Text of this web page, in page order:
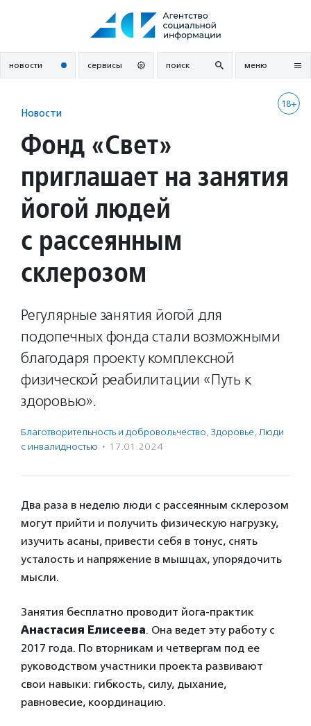
новости сервисы поиск меню
18+
Новости
Фонд «Свет»
приглашает на занятия
йогой людей
с рассеянным
склерозом
Регулярные занятия йогой для
подопечных фонда стали возможными
благодаря проекту комплексной
физической реабилитации «Путь к
здоровью».
Благотвори­тель­ность и доброволь­чест­во, Здоровье, Люди
с инвалидностью · 17.01.2024
Два раза в неделю люди с рассеянным склерозом
могут прийти и получить физическую нагрузку,
изучить асаны, привести себя в тонус, снять
усталость и напряжение в мышцах, упорядочить
мысли.
Занятия бесплатно проводит йога-практик
Анастасия Елисеева. Она ведет эту работу с
2017 года. По вторникам и четвергам под ее
руководством участники проекта развивают
свои навыки: гибкость, силу, дыхание,
равновесие, координацию.